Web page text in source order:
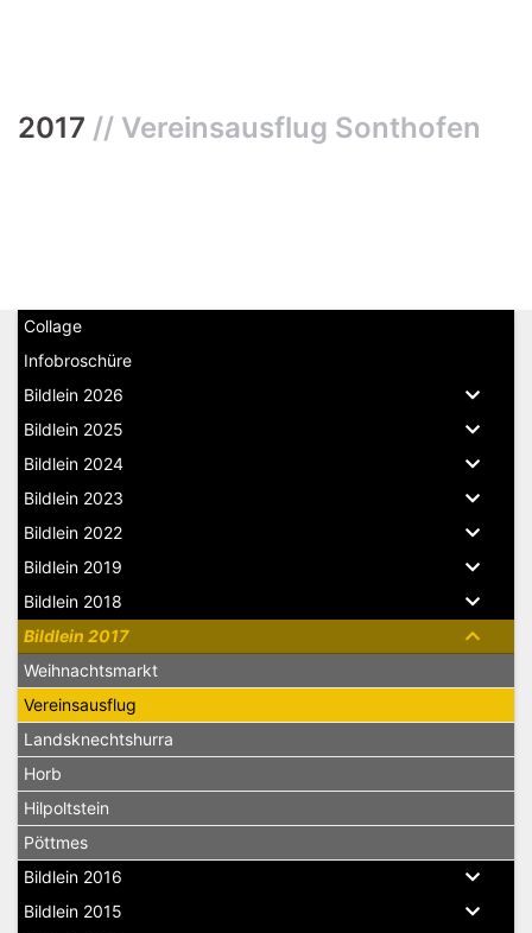
2017 // Vereinsausflug Sonthofen
Collage
Infobroschüre
Bildlein 2026
Bildlein 2025
Bildlein 2024
Bildlein 2023
Bildlein 2022
Bildlein 2019
Bildlein 2018
Bildlein 2017
Weihnachtsmarkt
Vereinsausflug
Landsknechtshurra
Horb
Hilpoltstein
Pöttmes
Bildlein 2016
Bildlein 2015